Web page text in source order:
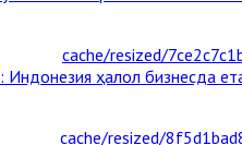
ҳалол бизнесда